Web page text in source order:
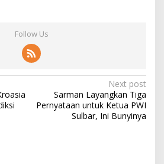
Follow Us
Next post
Sarman Layangkan Tiga
Pernyataan untuk Ketua PWI
Sulbar, Ini Bunyinya